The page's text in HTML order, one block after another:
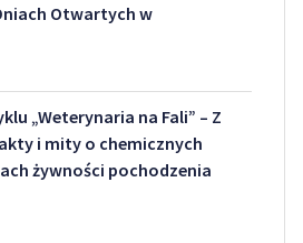
Otwartych w
„Weterynaria na Fali” – Z
i mity o chemicznych
żywności pochodzenia